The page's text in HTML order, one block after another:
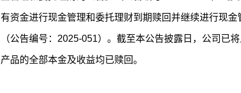
有资金进行现金管理和委托理财到期赎回并继续进行现金
（公告编号：2025-051）。截至本公告披露日，公司已
产品的全部本金及收益均已赎回。